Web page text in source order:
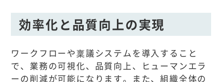
効率化と品質向上の実現
ワークフローや稟議システムを導入すること
で、業務の可視化、品質向上、ヒューマンエラ
ーの削減が可能になります。また、組織全体の